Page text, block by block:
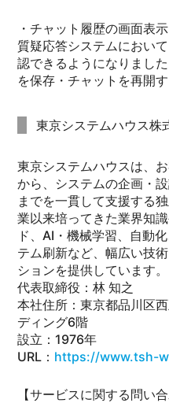
・チャット履歴の画面表示
質疑応答システムにおい
認できるようになりまし
を保存・チャットを再開
東京システムハウス株
東京システムハウスは、
から、システムの企画・
までを一貫して支援する
業以来培ってきた業界知
ド、AI・機械学習、自動
テム刷新など、幅広い技
ションを提供しています。
代表取締役：林 知之
本社住所：東京都品川区
ディング6階
設立：1976年
URL： https://www.tsh-
【サービスに関する問い合